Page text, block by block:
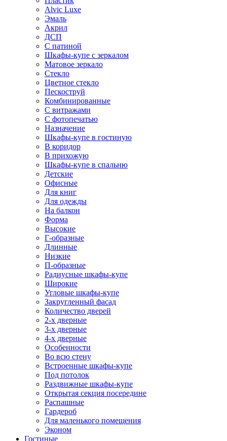
Alvic Luxe
Эмаль
Акрил
ДСП
С патиной
Шкафы-купе с зеркалом
Матовое зеркало
Стекло
Цветное стекло
Пескоструй
Комбинированные
С витражами
С фотопечатью
Назначение
Шкафы-купе в гостиную
В коридор
В прихожую
Шкафы-купе в спальню
Детские
Офисные
Для книг
Для одежды
На балкон
Форма
Высокие
Г-образные
Длинные
Низкие
П-образные
Радиусные шкафы-купе
Широкие
Угловые шкафы-купе
Закругленный фасад
Количество дверей
2-х дверные
3-х дверные
4-х дверные
Особенности
Во всю стену
Встроенные шкафы-купе
Под потолок
Раздвижные шкафы-купе
Открытая секция посередине
Распашные
Гардероб
Для маленького помещения
Эконом
Гостиные